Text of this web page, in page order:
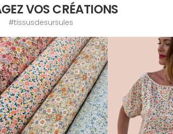
VOS CRÉATIONS
#tissusdesursules